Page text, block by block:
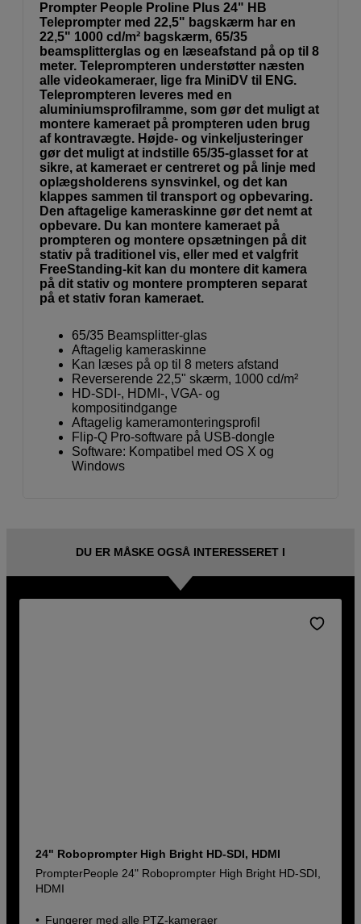
Prompter People Proline Plus 24" HB
Teleprompter med 22,5" bagskærm har en
22,5" 1000 cd/m² bagskærm, 65/35
beamsplitterglas og en læseafstand på op til 8
meter. Teleprompteren understøtter næsten
alle videokameraer, lige fra MiniDV til ENG.
Teleprompteren leveres med en
aluminiumsprofilramme, som gør det muligt at
montere kameraet på prompteren uden brug
af kontravægte. Højde- og vinkeljusteringer
gør det muligt at indstille 65/35-glasset for at
sikre, at kameraet er centreret og på linje med
oplægsholderens synsvinkel, og det kan
klappes sammen til transport og opbevaring.
Den aftagelige kameraskinne gør det nemt at
opbevare. Du kan montere kameraet på
prompteren og montere opsætningen på dit
stativ på traditionel vis, eller med et valgfrit
FreeStanding-kit kan du montere dit kamera
på dit stativ og montere prompteren separat
på et stativ foran kameraet.
65/35 Beamsplitter-glas
Aftagelig kameraskinne
Kan læses på op til 8 meters afstand
Reverserende 22,5" skærm, 1000 cd/m²
HD-SDI-, HDMI-, VGA- og
kompositindgange
Aftagelig kameramonteringsprofil
Flip-Q Pro-software på USB-dongle
Software: Kompatibel med OS X og
Windows
DU ER MÅSKE OGSÅ INTERESSERET I
24" Roboprompter High Bright HD-SDI, HDMI
PrompterPeople 24" Roboprompter High Bright HD-SDI,
HDMI
Fungerer med alle PTZ-kameraer